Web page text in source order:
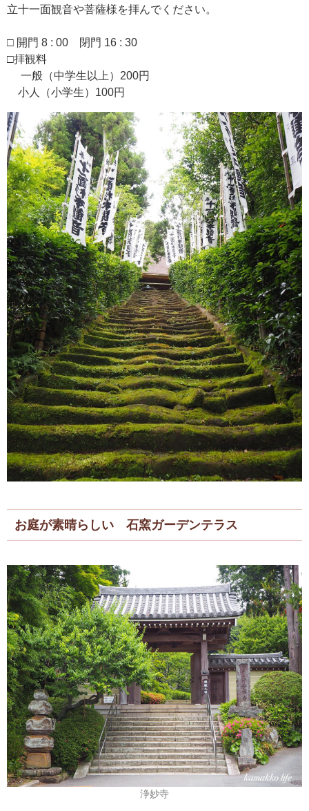
立十一面観音や菩薩様を拝んでください。
□ 開門 8 : 00 閉門 16 : 30
□拝観料
一般（中学生以上）200円
小人（小学生）100円
お庭が素晴らしい 石窯ガーデンテラス
浄妙寺